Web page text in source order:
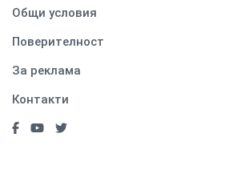
Общи условия
Поверителност
За реклама
Контакти